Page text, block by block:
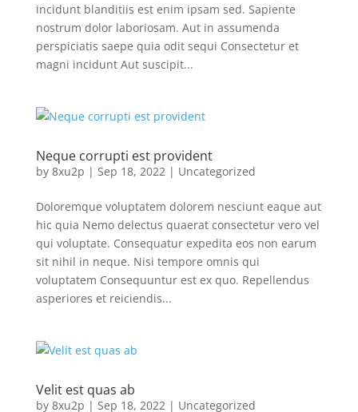
incidunt blanditiis est enim ipsam sed. Sapiente
nostrum dolor laboriosam. Aut in assumenda
perspiciatis saepe quia odit sequi Consectetur et
magni incidunt Aut suscipit...
Neque corrupti est provident
by 8xu2p | Sep 18, 2022| Uncategorized
Doloremque voluptatem dolorem nesciunt eaque aut
hic quia Nemo delectus quaerat consectetur vero vel
qui voluptate. Consequatur expedita eos non earum
sit nihil in neque. Nisi tempore omnis qui
voluptatem Consequuntur est ex quo. Repellendus
asperiores et reiciendis...
Velit est quas ab
by 8xu2p | Sep 18, 2022| Uncategorized